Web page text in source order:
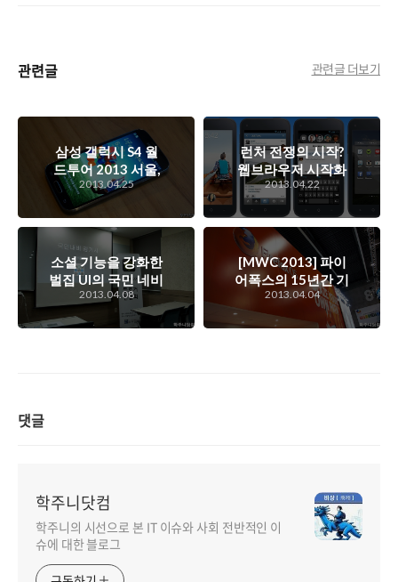
관련글 관련글 더보기
삼성 갤럭시 S4 월
드투어 2013 서울,
갤럭시 S4 미디어데
이 실시간 중계
2013.04.25
런처 전쟁의 시작?
웹브라우저 시작화
면 전쟁에 이은 스마
트폰 시작화면 전쟁
이 본격적으로 시작
되려고 하고 있다.
2013.04.22
소셜 기능을 강화한
벌집 UI의 국민 네비
게이션, 김기사 2.0
블로거 간담회 스케
치
2013.04.08
[MWC 2013] 파이
어폭스의 15년간 기
술과 경험이 녹아들
어간 모바일 OS, 파
이어폭스 OS를 맛
2013.04.04
댓글
학주니닷컴
학주니의 시선으로 본 IT 이슈와 사회 전반적인 이
슈에 대한 블로그